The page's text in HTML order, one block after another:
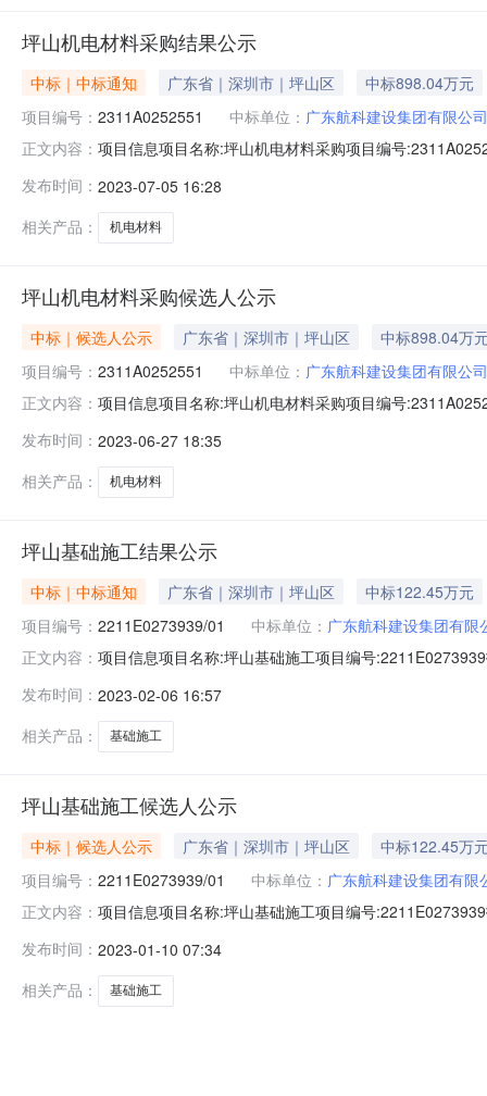
坪山机电材料采购结果公示
中标｜中标通知 广东省｜深圳市｜坪山区
中标898.04万元
项目编号： 2311A0252551 中标单位： 广东航科建设集团有限公司
正文内容： 项目信息项目名称:坪山机电材料采购项目编号
发布时间： 2023-07-05 16:28
相关产品：
机电材料
坪山机电材料采购候选人公示
中标｜候选人公示 广东省｜深圳市｜坪山区
中标898.04万
项目编号： 2311A0252551 中标单位： 广东航科建设集团有限公司
正文内容： 项目信息项目名称:坪山机电材料采购项目编号
项：更多详细信息咨询点击查看源网详情：
发布时间： 2023-06-27 18:35
相关产品：
机电材料
坪山基础施工结果公示
中标｜中标通知 广东省｜深圳市｜坪山区
中标122.45万元
项目编号： 2211E0273939/01 中标单位： 广东航科建设集团有限
正文内容： 项目信息项目名称:坪山基础施工项目编号
发布时间： 2023-02-06 16:57
相关产品：
基础施工
坪山基础施工候选人公示
中标｜候选人公示 广东省｜深圳市｜坪山区
中标122.45万
项目编号： 2211E0273939/01 中标单位： 广东航科建设集团有限
正文内容： 项目信息项目名称:坪山基础施工项目编号
发布时间： 2023-01-10 07:34
相关产品：
基础施工